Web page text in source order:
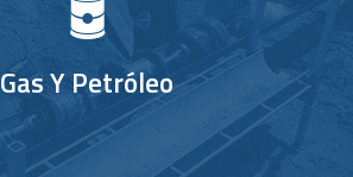
Gas Y Petróleo